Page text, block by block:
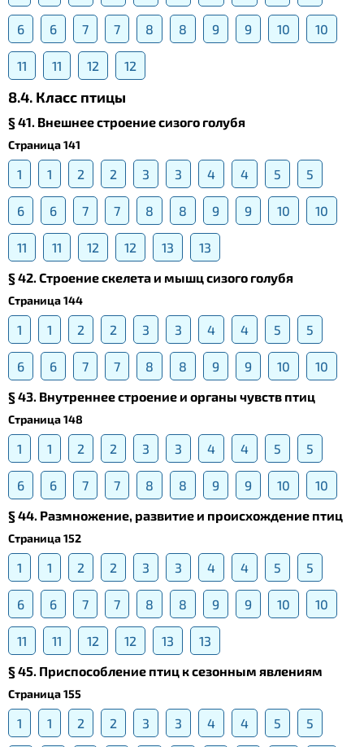
6 6 7 7 8 8 9 9 10 10
11 11 12 12
8.4. Класс птицы
§ 41. Внешнее строение сизого голубя
Страница 141
1 1 2 2 3 3 4 4 5 5
6 6 7 7 8 8 9 9 10 10
11 11 12 12 13
13
§ 42. Строение скелета и мышц сизого голубя
Страница 144
1 1 2 2 3 3 4 4 5 5
6 6 7 7 8 8 9 9 10
10
§ 43. Внутреннее строение и органы чувств птиц
Страница 148
1 1 2 2 3 3 4 4 5 5
6 6 7 7 8 8 9 9 10
10
§ 44. Размножение, развитие и происхождение птиц
Страница 152
1 1 2 2 3 3 4 4 5 5
6 6 7 7 8 8 9 9 10 10
11 11 12 12 13
13
§ 45. Приспособление птиц к сезонным явлениям
Страница 155
1 1 2 2 3 3 4 4 5 5